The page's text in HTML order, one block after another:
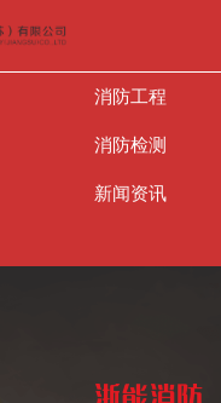
消防工程
消防检测
新闻资讯